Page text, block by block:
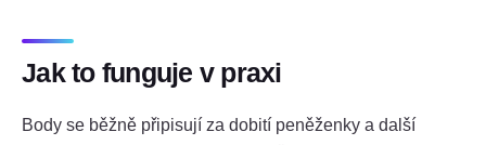
Jak to funguje v praxi
Body se běžně připisují za dobití peněženky a další